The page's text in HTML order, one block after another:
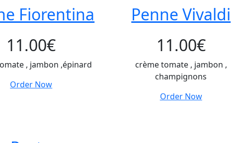
Fiorentina
11.00€
, jambon ,épinard
Order Now
Penne Vivaldi
11.00€
crème tomate , jambon ,
champignons
Order Now